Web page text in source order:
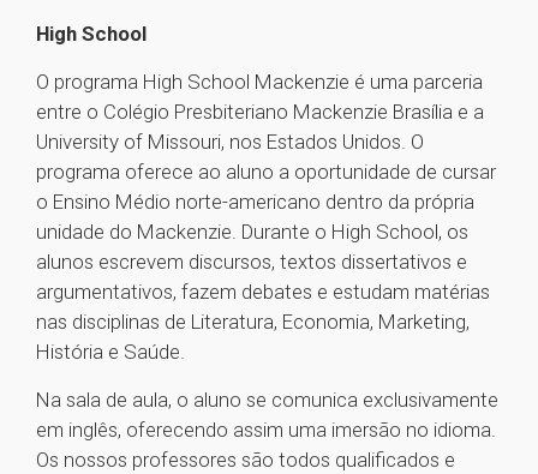
High School
O programa High School Mackenzie é uma parceria
entre o Colégio Presbiteriano Mackenzie Brasília e a
University of Missouri, nos Estados Unidos. O
programa oferece ao aluno a oportunidade de cursar
o Ensino Médio norte-americano dentro da própria
unidade do Mackenzie. Durante o High School, os
alunos escrevem discursos, textos dissertativos e
argumentativos, fazem debates e estudam matérias
nas disciplinas de Literatura, Economia, Marketing,
História e Saúde.
Na sala de aula, o aluno se comunica exclusivamente
em inglês, oferecendo assim uma imersão no idioma.
Os nossos professores são todos qualificados e